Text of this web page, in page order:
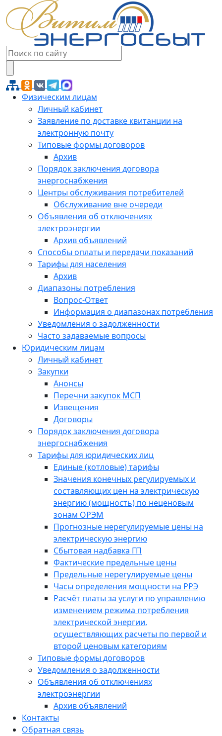
Физическим лицам
Личный кабинет
Заявление по доставке квитанции на
электронную почту
Типовые формы договоров
Архив
Порядок заключения договора
энергоснабжения
Центры обслуживания потребителей
Обслуживание вне очереди
Объявления об отключениях
электроэнергии
Архив объявлений
Способы оплаты и передачи показаний
Тарифы для населения
Архив
Диапазоны потребления
Вопрос-Ответ
Информация о диапазонах потребления
Уведомления о задолженности
Часто задаваемые вопросы
Юридическим лицам
Личный кабинет
Закупки
Анонсы
Перечни закупок МСП
Извещения
Договоры
Порядок заключения договора
энергоснабжения
Тарифы для юридических лиц
Единые (котловые) тарифы
Значения конечных регулируемых и
составляющих цен на электрическую
энергию (мощность) по неценовым
зонам ОРЭМ
Прогнозные нерегулируемые цены на
электрическую энергию
Сбытовая надбавка ГП
Фактические предельные цены
Предельные нерегулируемые цены
Часы определения мощности на РРЭ
Расчёт платы за услуги по управлению
изменением режима потребления
электрической энергии,
осуществляющих расчеты по первой и
второй ценовым категориям
Типовые формы договоров
Уведомления о задолженности
Объявления об отключениях
электроэнергии
Архив объявлений
Контакты
Обратная связь